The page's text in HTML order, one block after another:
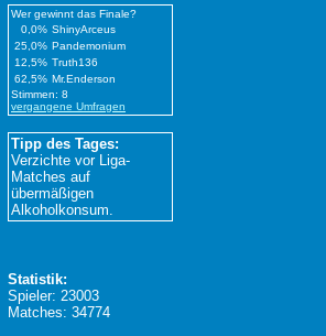
Wer gewinnt das Finale?
0,0% ShinyArceus
25,0% Pandemonium
12,5% Truth136
62,5% Mr.Enderson
Stimmen: 8
vergangene Umfragen
Tipp des Tages:
Verzichte vor Liga-
Matches auf
übermäßigen
Alkoholkonsum.
Statistik:
Spieler: 23003
Matches: 34774